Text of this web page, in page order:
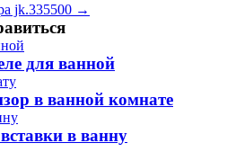
jk.335500 →
для ванной
в ванной комнате
в ванну